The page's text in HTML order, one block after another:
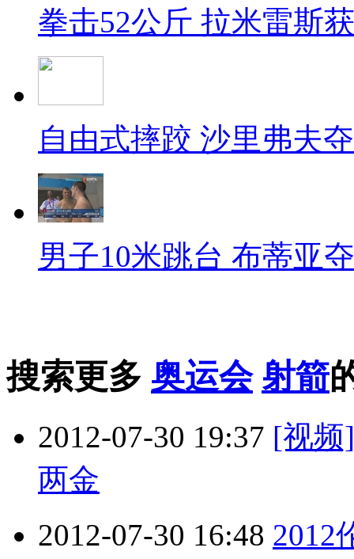
拳击52公斤 拉米雷斯
自由式摔跤 沙里弗夫
男子10米跳台 布蒂亚
搜索更多 奥运会 射箭
2012-07-30 19:37 [视频
两金
2012-07-30 16:48 2012